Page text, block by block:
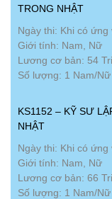
TRONG NHẬT
Ngày thi: Khi có ứng
Giới tính: Nam, Nữ
Lương cơ bản: 54
Số lượng: 1 Nam/Nữ
KS1152 – KỸ SƯ
NHẬT
Ngày thi: Khi có ứng
Giới tính: Nam, Nữ
Lương cơ bản: 66
Số lượng: 1 Nam/Nữ